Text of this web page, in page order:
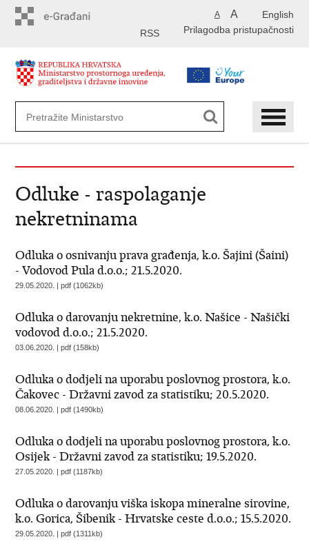
English
A A
Prilagodba pristupačnosti
RSS
Odluke - raspolaganje
nekretninama
Odluka o osnivanju prava građenja, k.o. Šajini (Šaini)
- Vodovod Pula d.o.o.; 21.5.2020.
29.05.2020. | pdf (1062kb)
Odluka o darovanju nekretnine, k.o. Našice - Našički
vodovod d.o.o.; 21.5.2020.
03.06.2020. | pdf (158kb)
Odluka o dodjeli na uporabu poslovnog prostora, k.o.
Čakovec - Državni zavod za statistiku; 20.5.2020.
08.06.2020. | pdf (1490kb)
Odluka o dodjeli na uporabu poslovnog prostora, k.o.
Osijek - Državni zavod za statistiku; 19.5.2020.
27.05.2020. | pdf (1187kb)
Odluka o darovanju viška iskopa mineralne sirovine,
k.o. Gorica, Šibenik - Hrvatske ceste d.o.o.; 15.5.2020.
29.05.2020. | pdf (1311kb)